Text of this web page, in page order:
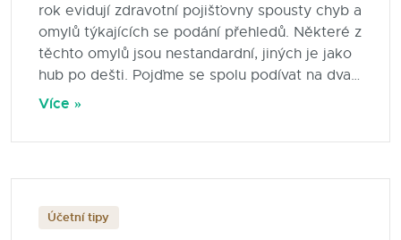
rok evidují zdravotní pojišťovny spousty chyb a
omylů týkajících se podání přehledů. Některé z
těchto omylů jsou nestandardní, jiných je jako
hub po dešti. Pojďme se spolu podívat na dva
velmi četné omyly a udělat si konečně jasno!
Více »
Účetní tipy